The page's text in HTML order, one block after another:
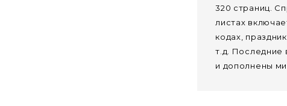
320 страниц.
листах
кодах,
т.д. Последние
и дополнены